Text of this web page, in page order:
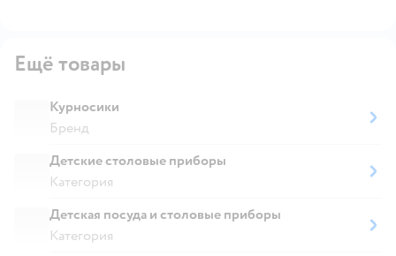
Ещё товары
Курносики
Бренд
Детские столовые приборы
Категория
Детская посуда и столовые приборы
Категория